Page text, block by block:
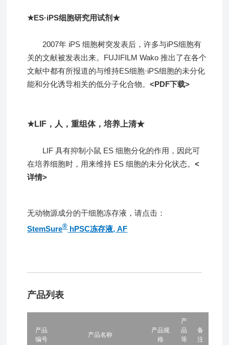
★ES·iPS细胞研究用试剂★
2007年 iPS 细胞树突发表后，许多与iPS细胞有
关的文献被发表出来。FUJIFILM Wako 推出了在各个
文献中都有所报道的与维持ES细胞·iPS细胞的未分化
能和分化诱导相关的低分子化合物。<PDF下载>
★LIF，人，重组体，培养上清★
LIF 具有抑制小鼠 ES 细胞分化的作用，因此可
在培养细胞时，用来维持 ES 细胞的未分化状态。<
详情>
无动物源成分的干细胞冻存液，请点击：
StemSure®hPSC冻存液, AF
产品列表
产品
编号
产品名称
产品规
格
产
品
等
备
注